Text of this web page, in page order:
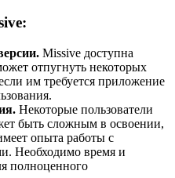
Missive доступна
отпугнуть некоторых
им требуется приложение
Некоторые пользователи
быть сложным в освоении,
опыта работы с
Необходимо время и
полноценного